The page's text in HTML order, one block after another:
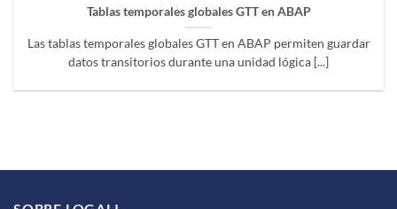
Tablas temporales globales GTT en ABAP
Las tablas temporales globales GTT en ABAP permiten guardar
datos transitorios durante una unidad lógica [...]